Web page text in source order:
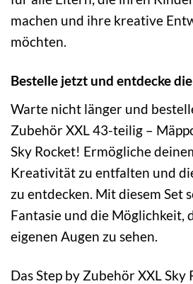
machen und ihre kreative
möchten.
Bestelle jetzt und entdecke
Warte nicht länger und
Zubehör XXL 43-teilig –
Sky Rocket! Ermögliche
Kreativität zu entfalten und
zu entdecken. Mit diesem Set
Fantasie und die Möglichkeit,
eigenen Augen zu sehen.
Das Step by Zubehör XXL Sky